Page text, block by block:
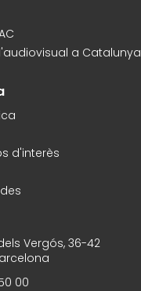
a Catalunya
d'interès
Vergós, 36-42
00